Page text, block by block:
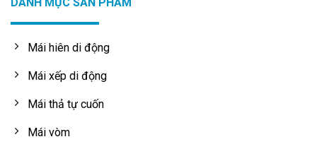
Mái hiên di động
Mái xếp di động
Mái thả tự cuốn
Mái vòm